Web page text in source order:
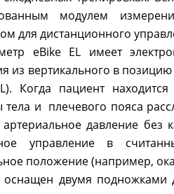
модулем
для дистанционного
eBike EL имеет
из вертикального в позицию
Когда пациент
и плечевого пояса
артериальное давление без
управление в
положение (например,
оснащен двумя